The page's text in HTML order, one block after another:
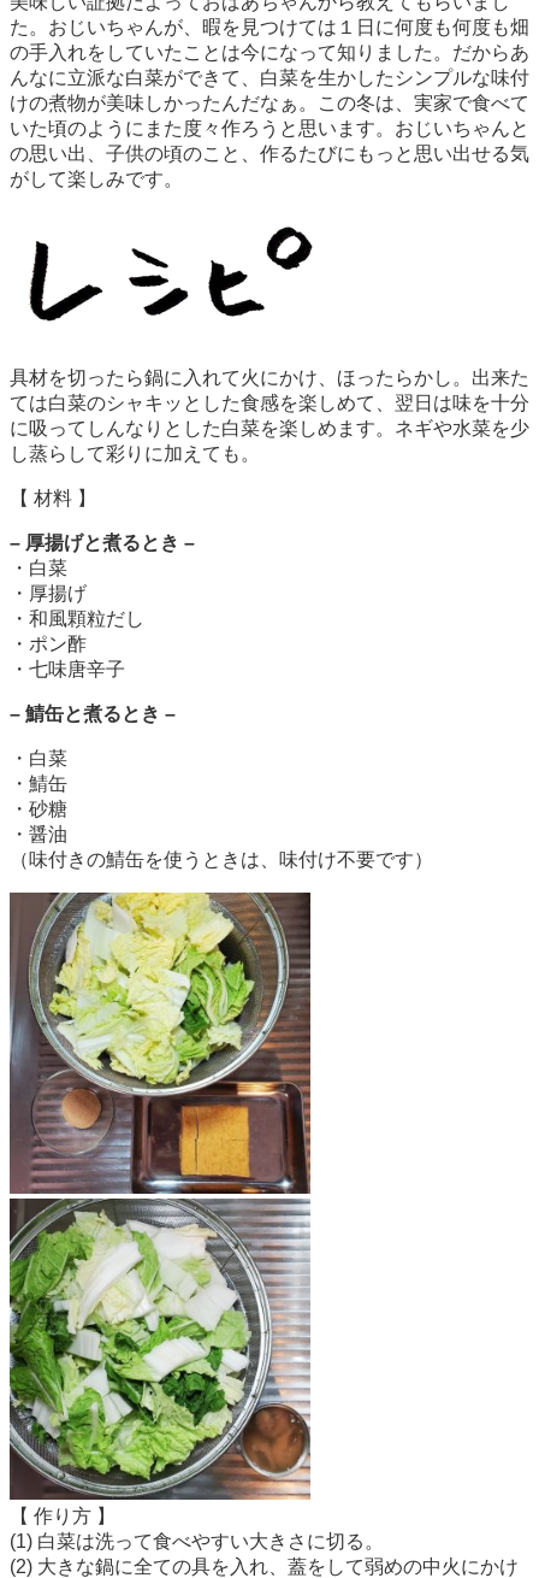
た。おじいちゃんが、暇を見つけては１日に何度も何度も畑
の手入れをしていたことは今になって知りました。だからあ
んなに立派な白菜ができて、白菜を生かしたシンプルな味付
けの煮物が美味しかったんだなぁ。この冬は、実家で食べて
いた頃のようにまた度々作ろうと思います。おじいちゃんと
の思い出、子供の頃のこと、作るたびにもっと思い出せる気
がして楽しみです。
具材を切ったら鍋に入れて火にかけ、ほったらかし。出来た
ては白菜のシャキッとした食感を楽しめて、翌日は味を十分
に吸ってしんなりとした白菜を楽しめます。ネギや水菜を少
し蒸らして彩りに加えても。
【 材料 】
– 厚揚げと煮るとき –
・白菜
・厚揚げ
・和風顆粒だし
・ポン酢
・七味唐辛子
– 鯖缶と煮るとき –
・白菜
・鯖缶
・砂糖
・醤油
（味付きの鯖缶を使うときは、味付け不要です）
【 作り方 】
(1) 白菜は洗って食べやすい大きさに切る。
(2) 大きな鍋に全ての具を入れ、蓋をして弱めの中火にかけ